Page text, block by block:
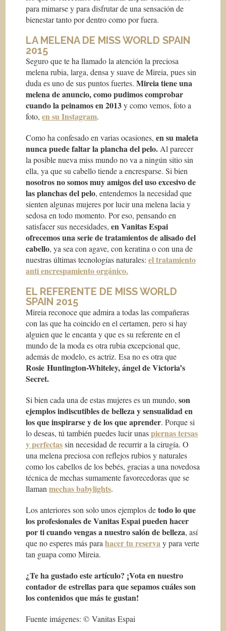
para mimarse y para disfrutar de una sensación de
bienestar tanto por dentro como por fuera.
LA MELENA DE MISS WORLD SPAIN
2015
Seguro que te ha llamado la atención la preciosa
melena rubia, larga, densa y suave de Mireia, pues sin
duda es uno de sus puntos fuertes.Mireia tiene una
melena de anuncio, como pudimos comprobar
cuando la peinamos en 2013y como vemos, foto a
foto,en su Instagram.
Como ha confesado en varias ocasiones,en su maleta
nunca puede faltar la plancha del pelo.Al parecer
la posible nueva miss mundo no va a ningún sitio sin
ella, ya que su cabello tiende a encresparse. Si bien
nosotros no somos muy amigos del uso excesivo de
las planchas del pelo, entendemos la necesidad que
sienten algunas mujeres por lucir una melena lacia y
sedosa en todo momento. Por eso, pensando en
satisfacer sus necesidades,en Vanitas Espai
ofrecemos una serie de tratamientos de alisado del
cabello, ya sea con agave, con keratina o con una de
nuestras últimas tecnologías naturales:el tratamiento
anti encrespamiento orgánico.
EL REFERENTE DE MISS WORLD
SPAIN 2015
Mireia reconoce que admira a todas las compañeras
con las que ha coincido en el certamen, pero si hay
alguien que le encanta y que es su referente en el
mundo de la moda es otra rubia excepcional que,
además de modelo, es actriz. Esa no es otra que
Rosie Huntington-Whiteley, ángel de Victoria’s
Secret.
Si bien cada una de estas mujeres es un mundo,son
ejemplos indiscutibles de belleza y sensualidad en
los que inspirarse y de los que aprender. Porque si
lo deseas, tú también puedes lucir unaspiernas tersas
y perfectassin necesidad de recurrir a la cirugía. O
una melena preciosa con reflejos rubios y naturales
como los cabellos de los bebés, gracias a una novedosa
técnica de mechas sumamente favorecedoras que se
llamanmechas babylights.
Los anteriores son solo unos ejemplos detodo lo que
los profesionales de Vanitas Espai pueden hacer
por ti cuando vengas a nuestro salón de belleza, así
que no esperes más parahacer tu reservay para verte
tan guapa como Mireia.
¿Te ha gustado este artículo? ¡Vota en nuestro
contador de estrellas para que sepamos cuáles son
los contenidos que más te gustan!
Fuente imágenes: © Vanitas Espai